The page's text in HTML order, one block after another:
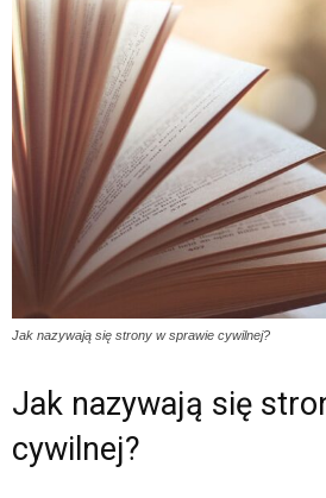
Jak nazywają się strony w sprawie cywilnej?
Jak nazywają się
cywilnej?